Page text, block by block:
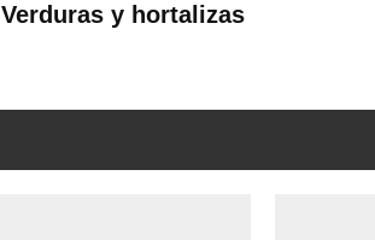
Verduras y hortalizas